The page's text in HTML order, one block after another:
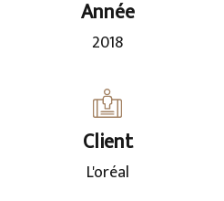
Année
2018
Client
L'oréal